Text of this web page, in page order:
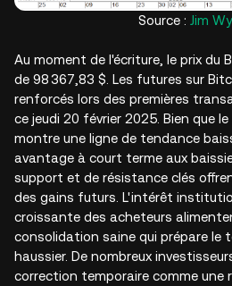
Source : Jim
Au moment de l'écriture, le prix du
de 98 367,83 $. Les futures sur
renforcés lors des premières
ce jeudi 20 février 2025. Bien que
montre une ligne de tendance
avantage à court terme aux
support et de résistance clés
des gains futurs. L'intérêt
croissante des acheteurs
consolidation saine qui prépare le
haussier. De nombreux
correction temporaire comme une